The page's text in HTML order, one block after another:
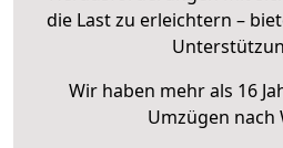
die Last zu erleichtern –
Wir haben mehr als 16
Umzügen nach